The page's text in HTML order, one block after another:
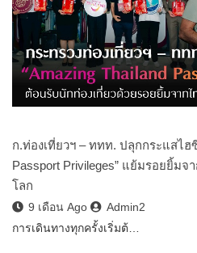
ก.ท่องเที่ยวฯ – ททท. ปลุกกระแสไฮ
Passport Privileges” แย้มรอยยิ้มจ
โลก
9 เดือน Ago
Admin2
การเดินทางทุกครั้งเริ่มต้…